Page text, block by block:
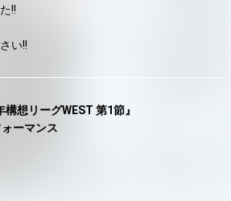
!!
い!!
想リーグWEST 第1節』
ーマンス